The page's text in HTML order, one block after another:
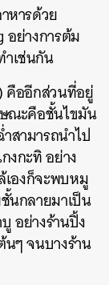
หารด้วย
อย่างการต้ม
เช่นกัน
คืออีกส่วนที่อยู่
ณะคือชั้นไขมัน
สามารถนำไป
งกะทิอย่าง
เองก็จะพบหมู
นกลายมาเป็น
อย่างร้านปิ้ง
นๆจนบางร้าน